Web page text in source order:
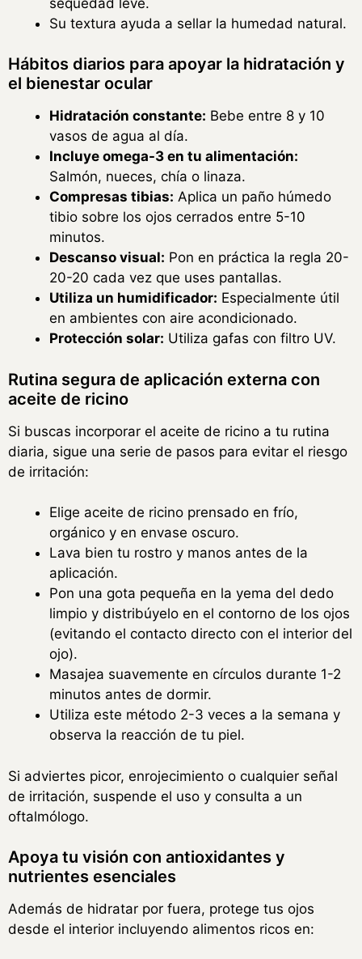
Su textura ayuda a sellar la humedad natural.
Hábitos diarios para apoyar la hidratación y
el bienestar ocular
Hidratación constante: Bebe entre 8 y 10
vasos de agua al día.
Incluye omega-3 en tu alimentación:
Salmón, nueces, chía o linaza.
Compresas tibias: Aplica un paño húmedo
tibio sobre los ojos cerrados entre 5-10
minutos.
Descanso visual: Pon en práctica la regla 20-
20-20 cada vez que uses pantallas.
Utiliza un humidificador: Especialmente útil
en ambientes con aire acondicionado.
Protección solar: Utiliza gafas con filtro UV.
Rutina segura de aplicación externa con
aceite de ricino
Si buscas incorporar el aceite de ricino a tu rutina
diaria, sigue una serie de pasos para evitar el riesgo
de irritación:
Elige aceite de ricino prensado en frío,
orgánico y en envase oscuro.
Lava bien tu rostro y manos antes de la
aplicación.
Pon una gota pequeña en la yema del dedo
limpio y distribúyelo en el contorno de los ojos
(evitando el contacto directo con el interior del
ojo).
Masajea suavemente en círculos durante 1-2
minutos antes de dormir.
Utiliza este método 2-3 veces a la semana y
observa la reacción de tu piel.
Si adviertes picor, enrojecimiento o cualquier señal
de irritación, suspende el uso y consulta a un
oftalmólogo.
Apoya tu visión con antioxidantes y
nutrientes esenciales
Además de hidratar por fuera, protege tus ojos
desde el interior incluyendo alimentos ricos en: